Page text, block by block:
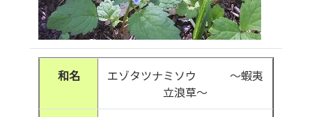
和名
エゾタツナミソウ ～蝦夷
立浪草～